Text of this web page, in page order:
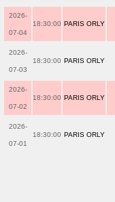
2026-
07-04
18:30:00 PARIS ORLY
2026-
07-03
18:30:00 PARIS ORLY
2026-
07-02
18:30:00 PARIS ORLY
2026-
07-01
18:30:00 PARIS ORLY